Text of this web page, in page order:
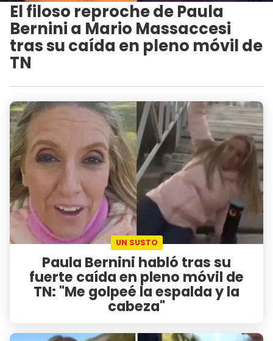
El filoso reproche de Paula
Bernini a Mario Massaccesi
tras su caída en pleno móvil de
TN
UN SUSTO
Paula Bernini habló tras su
fuerte caída en pleno móvil de
TN: "Me golpeé la espalda y la
cabeza"